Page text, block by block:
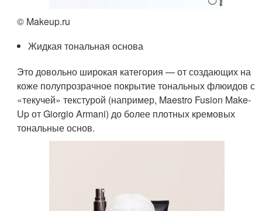
© Makeup.ru
Жидкая тональная основа
Это довольно широкая категория — от создающих на
коже полупрозрачное покрытие тональных флюидов с
«текучей» текстурой (например, Maestro Fusion Make-
Up от Giorgio Armani) до более плотных кремовых
тональные основ.